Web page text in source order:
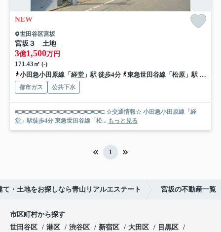
NEW
世田谷区宮坂
宮坂３ 土地
3億1,500万円
171.43㎡ (-)
小田急小田原線「経堂」駅 徒歩4分
東急世田谷線「松原」駅 徒歩12分
都市ガス 公共下水
■□■□■□■□■□■□■□■□■□■□■□■□■□ ☆交通情報☆ 小田急小田原線「経
堂」駅徒歩4分 東急世田谷線「松... もっと見る
1
て・土地をお探しなら青山リアルエステート 宮坂の不動産一覧
市区町村から探す
世田谷区
港区 渋谷区 新宿区 大田区
目黒区